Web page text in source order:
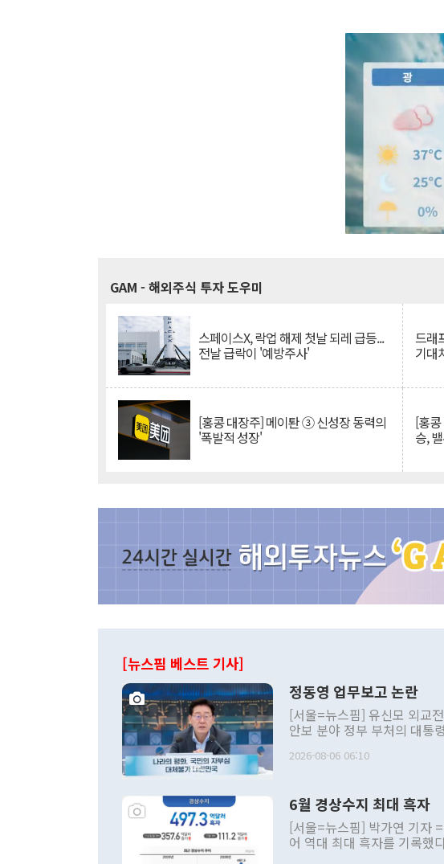
GAM - 해외주식 투자 도우미
스페이스X, 락업 해제 첫날 되레 급등...
전날 급락이 '예방주사'
드래
기대
[홍콩 대장주] 메이퇀 ③ 신성장 동력의
'폭발적 성장'
[홍
승,
[뉴스핌 베스트 기사]
정동영 업무보고 논란
[서울=뉴스핌] 유신모 외교
안보 분야 정부 부처의 대통
발언 중에는 정부 내 조율을
주의적 희망에 근거한 비현
관의 대북 정책 관련 발언이
관 부처 장관이 공개적으로
관의 무리한 대북 접근법과
2026-08-06 06:10
6월 경상수지 최대 흑자
[서울=뉴스핌] 박가연 기자
어 역대 최대 흑자를 기록했